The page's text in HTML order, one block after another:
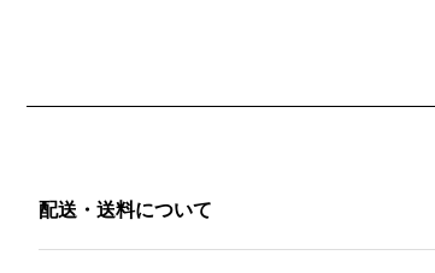
配送・送料について